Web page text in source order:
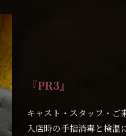
『PR3』
キャスト・スタッフ・ご
入店時の手指消毒と検温